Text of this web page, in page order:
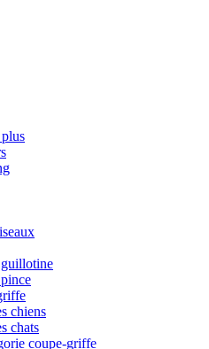
chiens
chats
coupe-griffe